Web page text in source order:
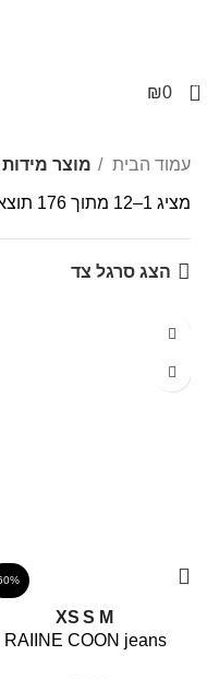
0
₪0
עמוד הבית מוצר מידות
מציג 1–12 מתוך 176 תוצאות
הצג סרגל צד
M
S
XS
RAIINE COON jeans